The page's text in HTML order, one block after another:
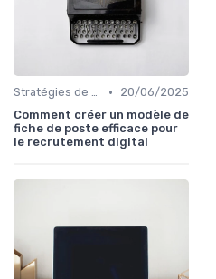
Stratégies de Recrutement Digital •
20/06/2025
Comment créer un modèle de
fiche de poste efficace pour
le recrutement digital